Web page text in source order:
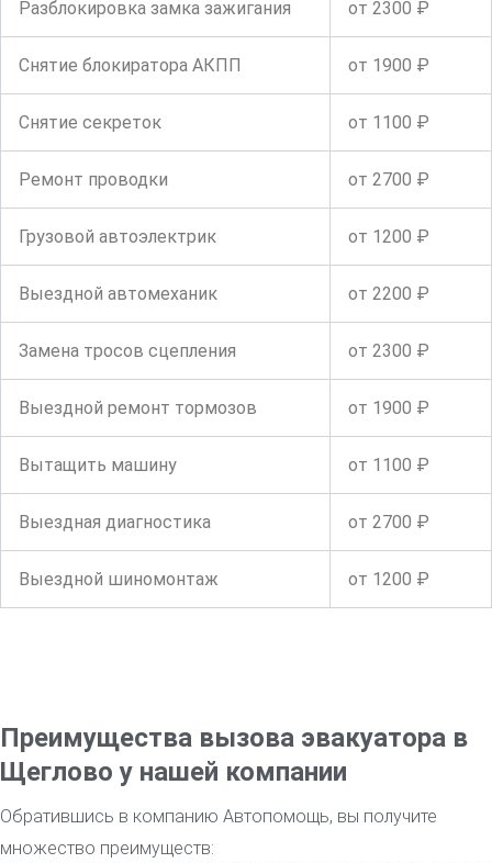
Разблокировка замка зажигания от 2300 ₽
Снятие блокиратора АКПП от 1900 ₽
Снятие секреток от 1100 ₽
Ремонт проводки от 2700 ₽
Грузовой автоэлектрик от 1200 ₽
Выездной автомеханик от 2200 ₽
Замена тросов сцепления от 2300 ₽
Выездной ремонт тормозов от 1900 ₽
Вытащить машину от 1100 ₽
Выездная диагностика от 2700 ₽
Выездной шиномонтаж от 1200 ₽
Преимущества вызова эвакуатора в
Щеглово у нашей компании
Обратившись в компанию Автопомощь, вы получите
множество преимуществ: